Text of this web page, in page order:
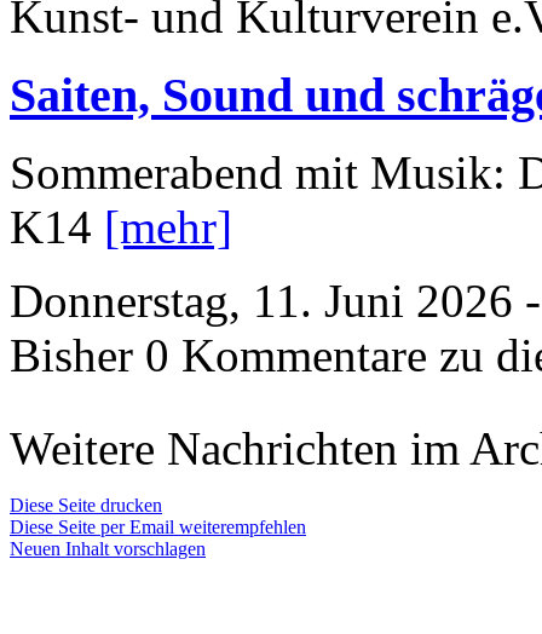
Kunst- und Kulturverein
Saiten, Sound und
Sommerabend mit Musik:
K14 [mehr]
Donnerstag, 11. Juni 2026
Bisher 0 Kommentare zu
Weitere Nachrichten im
Diese Seite drucken
Diese Seite per Email weiterempfehlen
Neuen Inhalt vorschlagen